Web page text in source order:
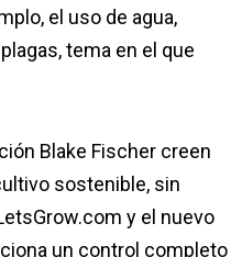
el uso de agua,
tema en el que
Blake Fischer creen
sostenible, sin
y el nuevo
un control completo